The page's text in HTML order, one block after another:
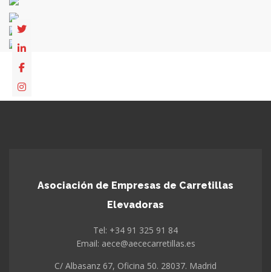
Asociación de Empresas de Carretillas
Elevadoras
Tel: +34 91 325 91 84
Email: aece@aececarretillas.es
C/ Albasanz 67, Oficina 50. 28037. Madrid